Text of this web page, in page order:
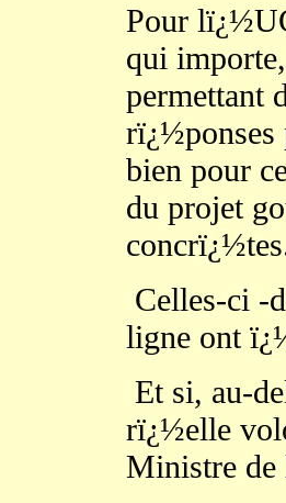
Pour
qui
permettant
rï¿½ponses
bien pour
du projet
Celles-ci -
ligne ont
Et si, au-
rï¿½elle
Ministre de